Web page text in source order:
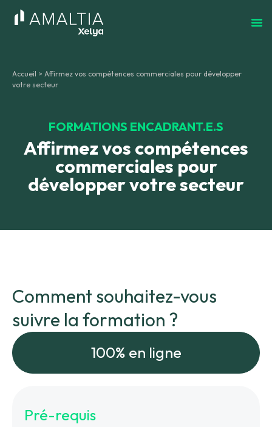
Accueil > Affirmez vos compétences commerciales pour développer
votre secteur
FORMATIONS ENCADRANT.E.S
Affirmez vos compétences
commerciales pour
développer votre secteur
Comment souhaitez-vous
suivre la formation ?
100% en ligne
Pré-requis